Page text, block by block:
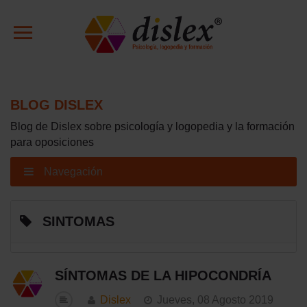
BLOG DISLEX
Blog de Dislex sobre psicología y logopedia y la formación
para oposiciones
Navegación
SINTOMAS
SÍNTOMAS DE LA HIPOCONDRÍA
Dislex
Jueves, 08 Agosto 2019